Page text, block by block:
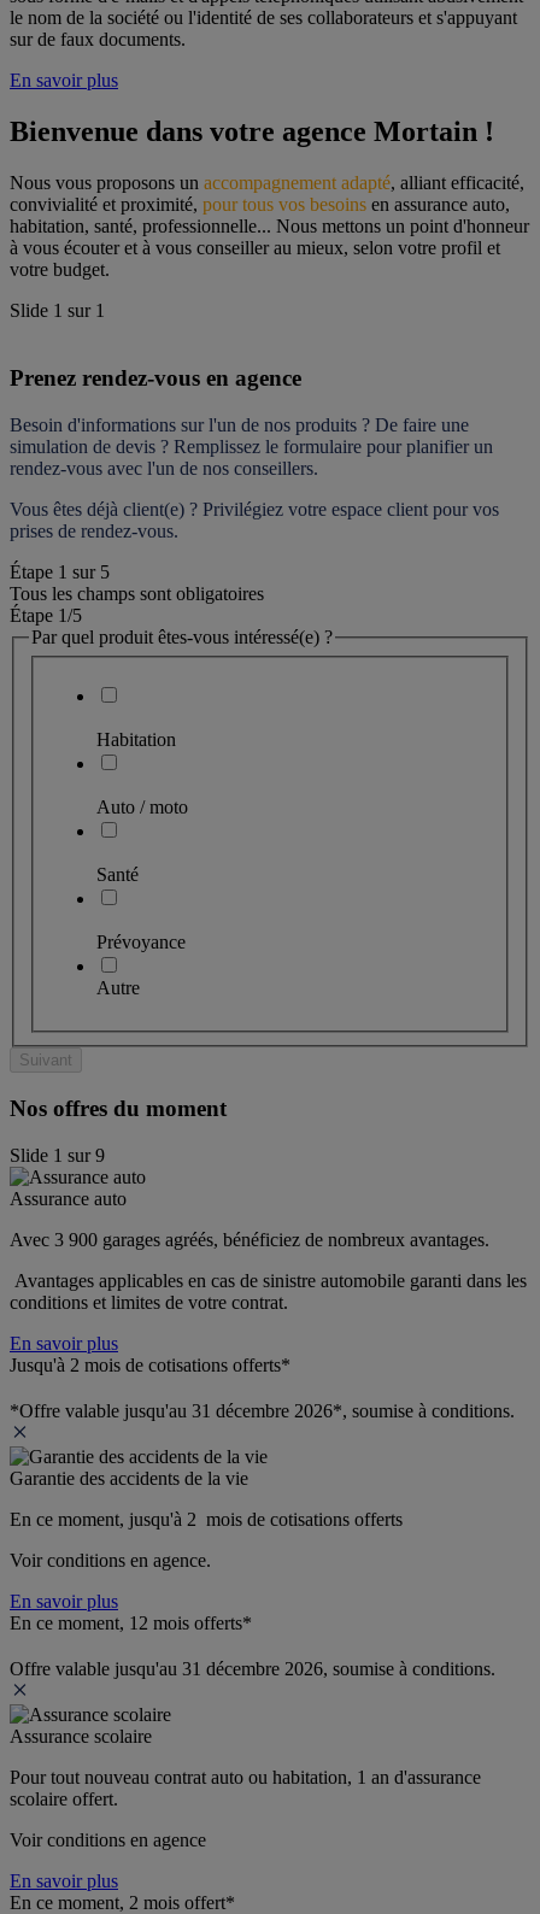
le nom de la société ou l'identité de ses collaborateurs et s'appuyant
sur de faux documents.
En savoir plus
Bienvenue dans votre agence Mortain !
Nous vous proposons un accompagnement adapté, alliant efficacité,
convivialité et proximité, pour tous vos besoins en assurance auto,
habitation, santé, professionnelle... Nous mettons un point d'honneur
à vous écouter et à vous conseiller au mieux, selon votre profil et
votre budget.
Slide 1 sur 1
Prenez rendez-vous en agence
Besoin d'informations sur l'un de nos produits ? De faire une
simulation de devis ? Remplissez le formulaire pour planifier un
rendez-vous avec l'un de nos conseillers.
Vous êtes déjà client(e) ? Privilégiez votre espace client pour vos
prises de rendez-vous.
Étape 1 sur 5
Tous les champs sont obligatoires
Étape 1/5
Par quel produit êtes-vous intéressé(e) ?
Habitation
Auto / moto
Santé
Prévoyance
Autre
Suivant
Nos offres du moment
Slide 1 sur9
Assurance auto
Avec 3 900 garages agréés, bénéficiez de nombreux avantages.
Avantages applicables en cas de sinistre automobile garanti dans les
conditions et limites de votre contrat.
En savoir plus
Jusqu'à 2 mois de cotisations offerts*
*Offre valable jusqu'au 31 décembre 2026*, soumise à conditions.
Garantie des accidents de la vie
En ce moment, jusqu'à 2  mois de cotisations offerts
Voir conditions en agence.
En savoir plus
En ce moment, 12 mois offerts*
Offre valable jusqu'au 31 décembre 2026, soumise à conditions.
Assurance scolaire
Pour tout nouveau contrat auto ou habitation, 1 an d'assurance
scolaire offert.
Voir conditions en agence
En savoir plus
En ce moment, 2 mois offert*